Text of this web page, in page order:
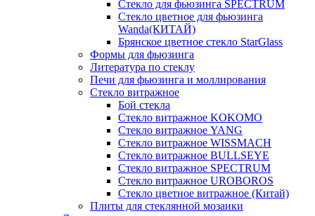
Стекло для фьюзинга SPECTRUM
Стекло цветное для фьюзинга
Wanda(КИТАЙ)
Брянское цветное стекло StarGlass
Формы для фьюзинга
Литература по стеклу
Печи для фьюзинга и моллирования
Стекло витражное
Бой стекла
Стекло витражное KOKOMO
Стекло витражное YANG
Стекло витражное WISSMACH
Стекло витражное BULLSEYE
Стекло витражное SPECTRUM
Стекло витражное UROBOROS
Стекло цветное витражное (Китай)
Плиты для стеклянной мозаики